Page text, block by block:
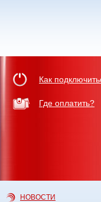
Как
Где оплатить?
НОВОСТИ